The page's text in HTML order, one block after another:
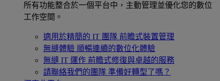
所有功能整合於一個平台中，主動管理並優化您的數位
工作空間。
適用於精簡的 IT 團隊 前瞻式裝置管理
無縫體驗 順暢連續的數位化體驗
無縫 IT 運作 前瞻式修復與卓越的服務
請聯絡我們的團隊 準備好轉型了嗎？